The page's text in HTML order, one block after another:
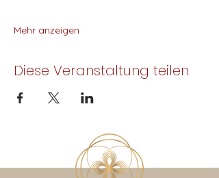
Mehr anzeigen
Diese Veranstaltung teilen